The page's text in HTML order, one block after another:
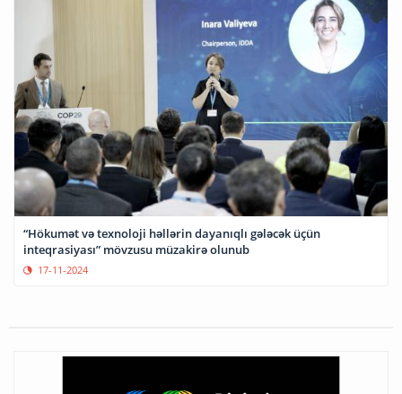
“Hökumət və texnoloji həllərin dayanıqlı gələcək üçün
inteqrasiyası” mövzusu müzakirə olunub
17-11-2024